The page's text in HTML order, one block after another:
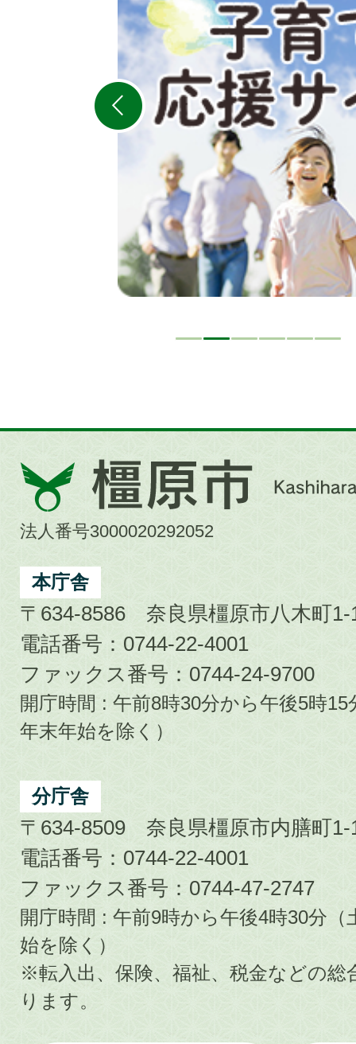
目
の
ス
ラ
橿
原
市
City
法人番号3000020292052
本庁舎
〒634-8586 奈良県橿原市八木町1-
電話番号：0744-22-4001
ファックス番号：0744-24-9700
開庁時間 : 午前8時30分から午後5時
年末年始を除く）
分庁舎
〒634-8509 奈良県橿原市内膳町1-
電話番号：0744-22-4001
ファックス番号：0744-47-2747
開庁時間 : 午前9時から午後4時30分
始を除く）
※転入出、保険、福祉、税金などの総
ります。